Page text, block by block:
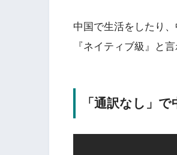
中国で生活をしたり
『ネイティブ級』と
「通訳なし」